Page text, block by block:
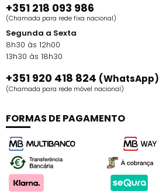
+351 218 093 986
(Chamada para rede fixa nacional)
Segunda a Sexta
8h30 às 12h00
13h30 às 18h30
+351 920 418 824 (WhatsApp)
(Chamada para rede móvel nacional)
FORMAS DE PAGAMENTO